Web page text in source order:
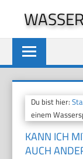
springen
Du bist hier:
einem
KANN ICH
AUCH